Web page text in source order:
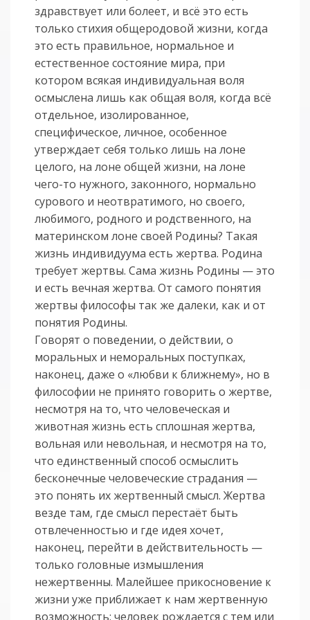
здравствует или болеет, и всё это есть
только стихия общеродовой жизни, когда
это есть правильное, нормальное и
естественное состояние мира, при
котором всякая индивидуальная воля
осмыслена лишь как общая воля, когда всё
отдельное, изолированное,
специфическое, личное, особенное
утверждает себя только лишь на лоне
целого, на лоне общей жизни, на лоне
чего-то нужного, законного, нормально
сурового и неотвратимого, но своего,
любимого, родного и родственного, на
материнском лоне своей Родины? Такая
жизнь индивидуума есть жертва. Родина
требует жертвы. Сама жизнь Родины — это
и есть вечная жертва. От самого понятия
жертвы философы так же далеки, как и от
понятия Родины.
Говорят о поведении, о действии, о
моральных и неморальных поступках,
наконец, даже о «любви к ближнему», но в
философии не принято говорить о жертве,
несмотря на то, что человеческая и
животная жизнь есть сплошная жертва,
вольная или невольная, и несмотря на то,
что единственный способ осмыслить
бесконечные человеческие страдания —
это понять их жертвенный смысл. Жертва
везде там, где смысл перестаёт быть
отвлеченностью и где идея хочет,
наконец, перейти в действительность —
только головные измышления
нежертвенны. Малейшее прикосновение к
жизни уже приближает к нам жертвенную
возможность: человек рождается с тем или